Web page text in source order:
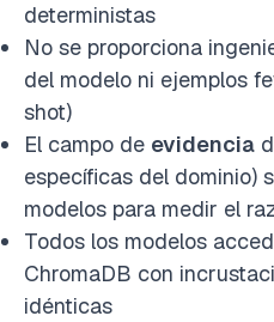
deterministas
No se proporciona
del modelo ni ejemplos
shot)
El campo de evidencia
específicas del dominio)
modelos para medir el
Todos los modelos
ChromaDB con
idénticas